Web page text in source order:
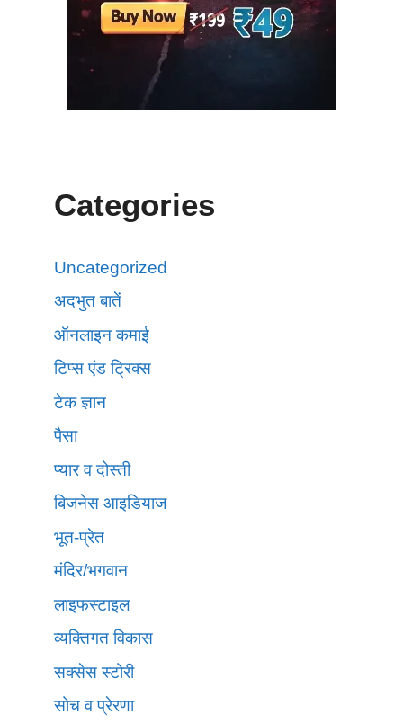
Categories
Uncategorized
अदभुत बातें
ऑनलाइन कमाई
टिप्स एंड ट्रिक्स
टेक ज्ञान
पैसा
प्यार व दोस्ती
बिजनेस आइडियाज
भूत-प्रेत
मंदिर/भगवान
लाइफस्टाइल
व्यक्तिगत विकास
सक्सेस स्टोरी
सोच व प्रेरणा